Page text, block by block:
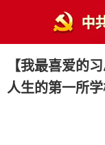
【我最喜爱的
人生的第一所